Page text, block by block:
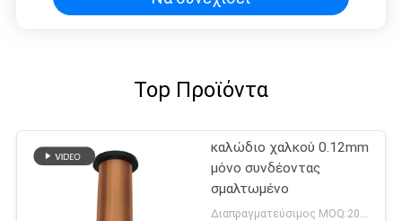
Top Προϊόντα
καλώδιο χαλκού 0.12mm
μόνο συνδέοντας
σμαλτωμένο
Διαπραγματεύσιμος MOQ:20 χιλιόγραμμο/χιλιόγραμμα